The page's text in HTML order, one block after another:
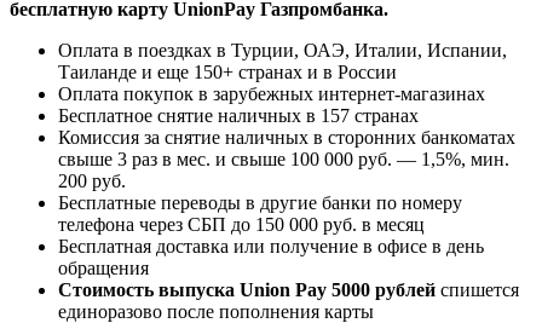
бесплатную карту UnionPay Газпромбанка.
Оплата в поездках в Турции, ОАЭ, Италии, Испании,
Таиланде и еще 150+ странах и в России
Оплата покупок в зарубежных интернет-магазинах
Бесплатное снятие наличных в 157 странах
Комиссия за снятие наличных в сторонних банкоматах
свыше 3 раз в мес. и свыше 100 000 руб. — 1,5%, мин.
200 руб.
Бесплатные переводы в другие банки по номеру
телефона через СБП до 150 000 руб. в месяц
Бесплатная доставка или получение в офисе в день
обращения
Стоимость выпуска Union Pay 5000 рублей спишется
единоразово после пополнения карты